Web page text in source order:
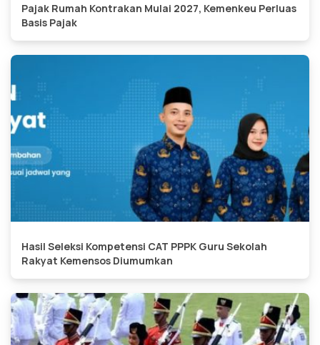
Pajak Rumah Kontrakan Mulai 2027, Kemenkeu Perluas
Basis Pajak
Hasil Seleksi Kompetensi CAT PPPK Guru Sekolah
Rakyat Kemensos Diumumkan